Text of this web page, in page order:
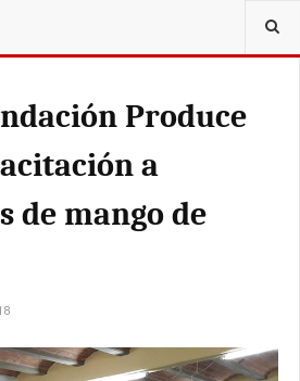
Produce
a
de mango de